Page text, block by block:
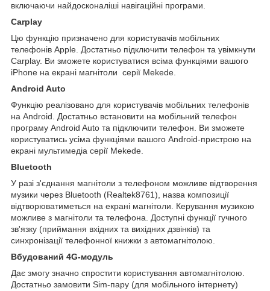
включаючи найдосконаліші навігаційні програми.
Carplay
Цю функцію призначено для користувачів мобільних
телефонів Apple. Достатньо підключити телефон та увімкнути
Carplay. Ви зможете користуватися всіма функціями вашого
iPhone на екрані магнітоли серії Mekede.
Android Auto
Функцію реалізовано для користувачів мобільних телефонів
на Android. Достатньо встановити на мобільний телефон
програму Android Auto та підключити телефон. Ви зможете
користуватись усіма функціями вашого Android-пристрою на
екрані мультимедіа серії Mekede.
Bluetooth
У разі з'єднання магнітоли з телефоном можливе відтворення
музики через Bluetooth (Realtek8761), назва композиції
відтворюватиметься на екрані магнітоли. Керування музикою
можливе з магнітоли та телефона. Доступні функції гучного
зв'язку (приймання вхідних та вихідних дзвінків) та
синхронізації телефонної книжки з автомагнітолою.
Вбудований 4G-модуль
Дає змогу значно спростити користування автомагнітолою.
Достатньо замовити Sim-пару (для мобільного інтернету)